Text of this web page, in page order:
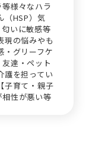
様々なハラ
（HSP）気
いに敏感等
現の悩みやも
・グリーフケ
達・ペット
護を担ってい
子育て・親子
性が悪い等